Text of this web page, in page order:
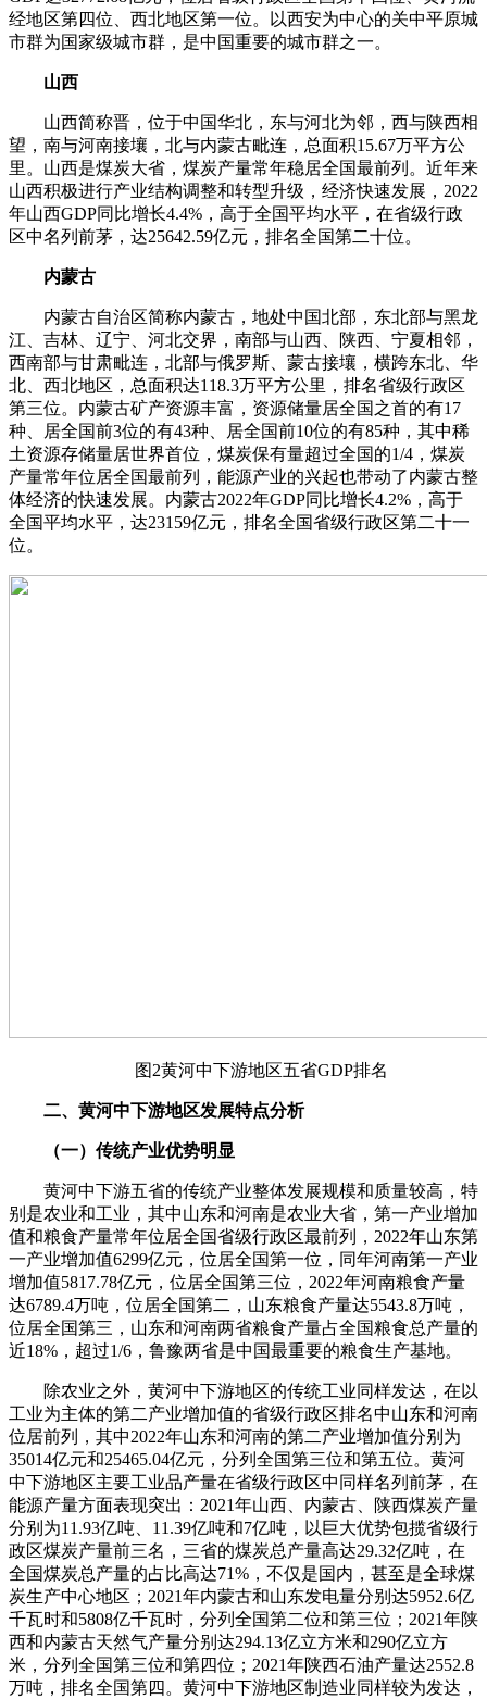
经地区第四位、西北地区第一位。以西安为中心的关中平原城
市群为国家级城市群，是中国重要的城市群之一。
山西
山西简称晋，位于中国华北，东与河北为邻，西与陕西相
望，南与河南接壤，北与内蒙古毗连，总面积15.67万平方公
里。山西是煤炭大省，煤炭产量常年稳居全国最前列。近年来
山西积极进行产业结构调整和转型升级，经济快速发展，2022
年山西GDP同比增长4.4%，高于全国平均水平，在省级行政
区中名列前茅，达25642.59亿元，排名全国第二十位。
内蒙古
内蒙古自治区简称内蒙古，地处中国北部，东北部与黑龙
江、吉林、辽宁、河北交界，南部与山西、陕西、宁夏相邻，
西南部与甘肃毗连，北部与俄罗斯、蒙古接壤，横跨东北、华
北、西北地区，总面积达118.3万平方公里，排名省级行政区
第三位。内蒙古矿产资源丰富，资源储量居全国之首的有17
种、居全国前3位的有43种、居全国前10位的有85种，其中稀
土资源存储量居世界首位，煤炭保有量超过全国的1/4，煤炭
产量常年位居全国最前列，能源产业的兴起也带动了内蒙古整
体经济的快速发展。内蒙古2022年GDP同比增长4.2%，高于
全国平均水平，达23159亿元，排名全国省级行政区第二十一
位。
图2黄河中下游地区五省GDP排名
二、黄河中下游地区发展特点分析
（一）传统产业优势明显
黄河中下游五省的传统产业整体发展规模和质量较高，特
别是农业和工业，其中山东和河南是农业大省，第一产业增加
值和粮食产量常年位居全国省级行政区最前列，2022年山东第
一产业增加值6299亿元，位居全国第一位，同年河南第一产业
增加值5817.78亿元，位居全国第三位，2022年河南粮食产量
达6789.4万吨，位居全国第二，山东粮食产量达5543.8万吨，
位居全国第三，山东和河南两省粮食产量占全国粮食总产量的
近18%，超过1/6，鲁豫两省是中国最重要的粮食生产基地。
除农业之外，黄河中下游地区的传统工业同样发达，在以
工业为主体的第二产业增加值的省级行政区排名中山东和河南
位居前列，其中2022年山东和河南的第二产业增加值分别为
35014亿元和25465.04亿元，分列全国第三位和第五位。黄河
中下游地区主要工业品产量在省级行政区中同样名列前茅，在
能源产量方面表现突出：2021年山西、内蒙古、陕西煤炭产量
分别为11.93亿吨、11.39亿吨和7亿吨，以巨大优势包揽省级行
政区煤炭产量前三名，三省的煤炭总产量高达29.32亿吨，在
全国煤炭总产量的占比高达71%，不仅是国内，甚至是全球煤
炭生产中心地区；2021年内蒙古和山东发电量分别达5952.6亿
千瓦时和5808亿千瓦时，分列全国第二位和第三位；2021年陕
西和内蒙古天然气产量分别达294.13亿立方米和290亿立方
米，分列全国第三位和第四位；2021年陕西石油产量达2552.8
万吨，排名全国第四。黄河中下游地区制造业同样较为发达，